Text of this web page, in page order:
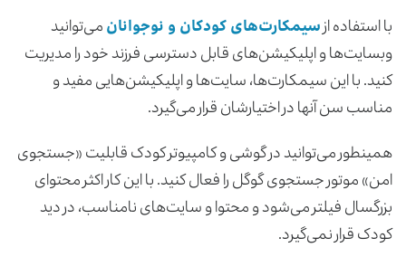
با استفاده ازسیمکارت‌های کودکان و نوجوانان می‌توانید
وبسایت‌ها و اپلیکیشن‌های قابل دسترسی فرزند خود را مدیریت
کنید. با این سیمکارت‌ها، سایت‌ها و اپلیکیشن‌هایی مفید و
مناسب سن آنها در اختیارشان قرار می‌گیرد.
همینطور می‌توانید در گوشی و کامپیوتر کودک قابلیت «جستجوی
امن» موتور جستجوی گوگل را فعال کنید. با این کار اکثر محتوای
بزرگسال فیلتر می‌شود و محتوا و سایت‌های نامناسب، در دید
کودک قرار نمی‌گیرد.